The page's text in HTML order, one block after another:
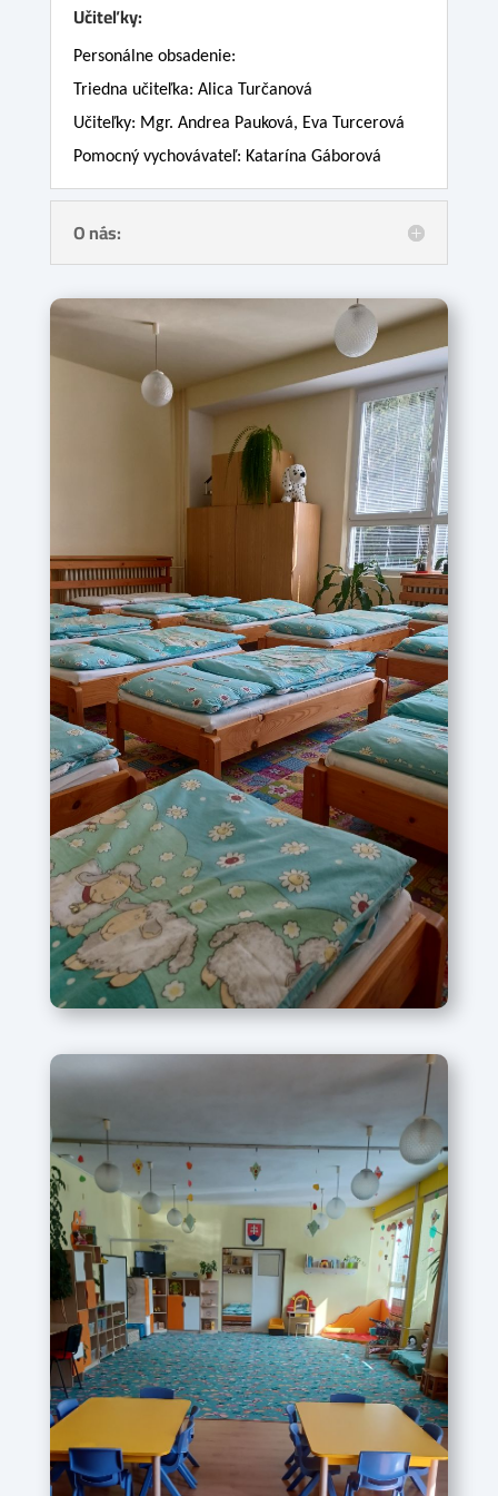
Učiteľky:
Personálne obsadenie:
Triedna učiteľka: Alica Turčanová
Učiteľky: Mgr. Andrea Pauková, Eva Turcerová
Pomocný vychovávateľ: Katarína Gáborová
O nás: